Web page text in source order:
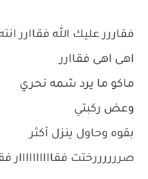
فقاررر عليك الله فقاارر
اهى اهى فقاارر
ماكو ما يرد شمه نحري
وعض ركبتي
بقوه وحاول ينزل أكثر
صررررررختت فقاااااااااار